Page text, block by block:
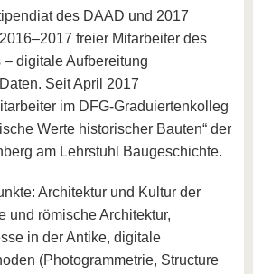
des DAAD und 2017
freier Mitarbeiter des
digitale Aufbereitung
Seit April 2017
im DFG-Graduiertenkolleg
Werte historischer Bauten“ der
am Lehrstuhl Baugeschichte.
Architektur und Kultur der
und römische Architektur,
in der Antike, digitale
(Photogrammetrie, Structure